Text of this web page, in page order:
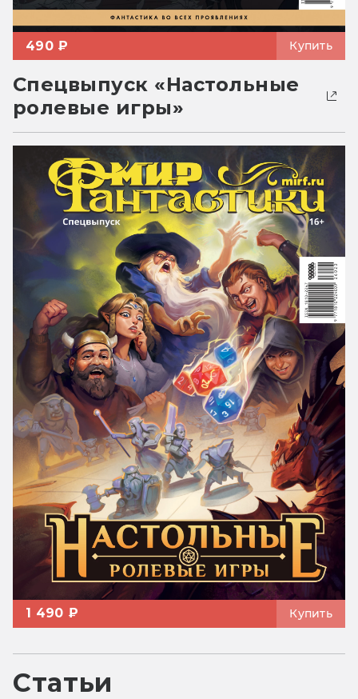
490 ₽ Купить
Спецвыпуск «Настольные
ролевые игры»
1 490 ₽ Купить
Статьи